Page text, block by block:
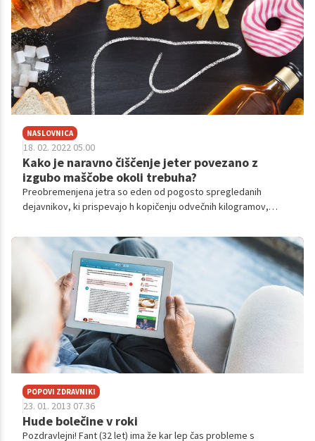
ujamemo v začaran krog starih navad, ki do našega zdravja niso
najbolj prijazne. Se prepoznate? Čas je, da enkrat za vselej
naredite konec nenehnim začetkom in poskrbite, da bodo
zdrave navade postale del vašega vsakdana.
NASLOVNICA
18. 02. 2022 05.00
Kako je naravno čiščenje jeter povezano z
izgubo maščobe okoli trebuha?
Preobremenjena jetra so eden od pogosto spregledanih
dejavnikov, ki prispevajo h kopičenju odvečnih kilogramov,
trebuha se najlažje znebimo tako, da jetrom omogočimo, da
znova lahko opravljajo svojo nalogo. Pri tem imata ključno vlogo
naravno čiščenje jeter in zdrav življenjski slog.
POPOVI ZDRAVNIKI
23. 01. 2013 07.36
Hude bolečine v roki
Pozdravlejni! Fant (32 let) ima že kar lep čas probleme s